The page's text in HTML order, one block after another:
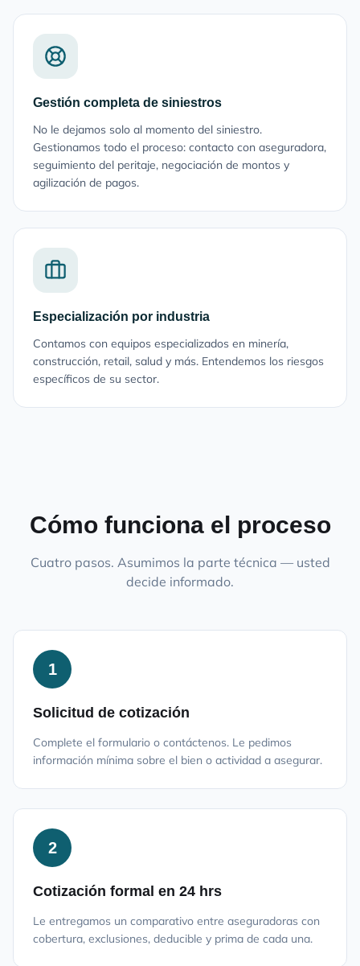
Gestión completa de siniestros
No le dejamos solo al momento del siniestro.
Gestionamos todo el proceso: contacto con aseguradora,
seguimiento del peritaje, negociación de montos y
agilización de pagos.
Especialización por industria
Contamos con equipos especializados en minería,
construcción, retail, salud y más. Entendemos los riesgos
específicos de su sector.
Cómo funciona el proceso
Cuatro pasos. Asumimos la parte técnica — usted
decide informado.
1
Solicitud de cotización
Complete el formulario o contáctenos. Le pedimos
información mínima sobre el bien o actividad a asegurar.
2
Cotización formal en 24 hrs
Le entregamos un comparativo entre aseguradoras con
cobertura, exclusiones, deducible y prima de cada una.